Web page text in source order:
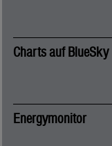
Charts auf BlueSky
Energymonitor